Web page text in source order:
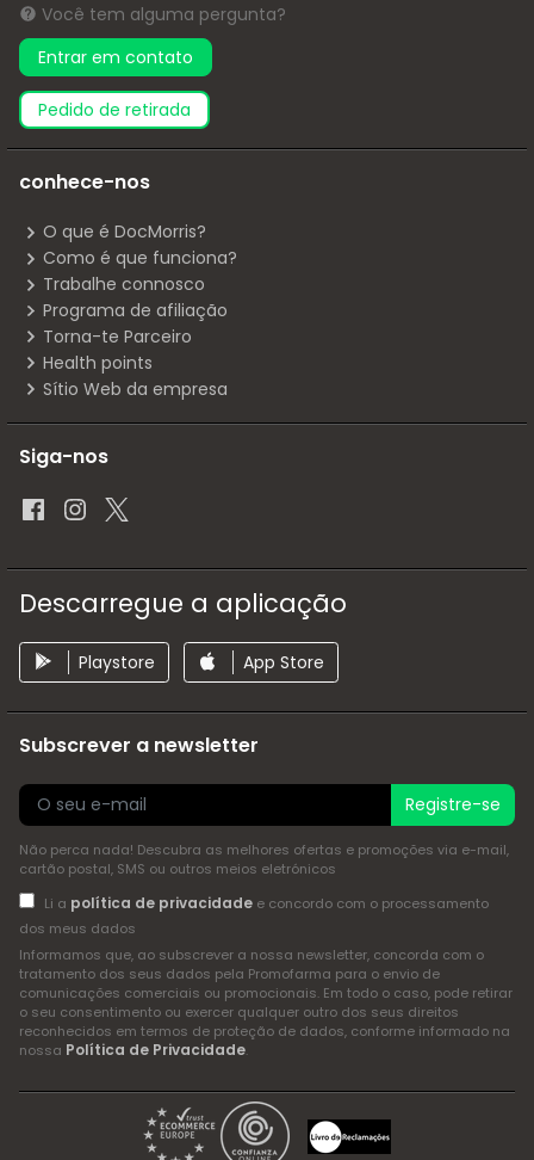
Você tem alguma pergunta?
Entrar em contato
pedido de retirada
conhece-nos
O que é DocMorris?
Como é que funciona?
Trabalhe connosco
Programa de afiliação
Torna-te Parceiro
Health points
Sítio Web da empresa
Siga-nos
Descarregue a aplicação
Playstore App Store
Subscrever a newsletter
Registre-se
Não perca nada! Descubra as melhores ofertas e promoções via e-mail,
cartão postal, SMS ou outros meios eletrónicos
Li a política de privacidadee concordo com o processamento
dos meus dados
Informamos que, ao subscrever a nossa newsletter, concorda com o
tratamento dos seus dados pela Promofarma para o envio de
comunicações comerciais ou promocionais. Em todo o caso, pode retirar
o seu consentimento ou exercer qualquer outro dos seus direitos
reconhecidos em termos de proteção de dados, conforme informado na
nossa Política de Privacidade.